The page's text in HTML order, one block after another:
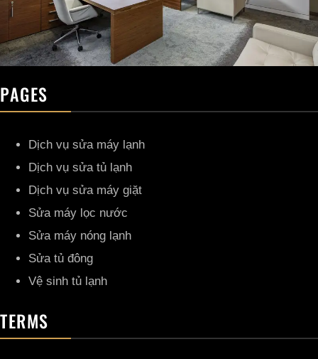
PAGES
Dịch vụ sửa máy lạnh
Dịch vụ sửa tủ lạnh
Dịch vụ sửa máy giặt
Sửa máy lọc nước
Sửa máy nóng lạnh
Sửa tủ đông
Vệ sinh tủ lạnh
TERMS